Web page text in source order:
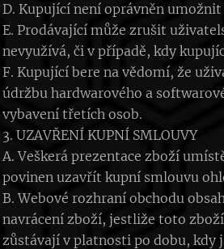
D. Kupující není oprávněn
E. Prodávající může zrušit
nevyužívá, či v případě, kdy
F. Kupující bere na vědomí, že
údržbu hardwarového a
vybavení třetích osob.
3. UZAVŘENÍ KUPNÍ SMLOUVY
A. Veškerá prezentace zboží
povinen uzavřít kupní smlouvu
B. Webové rozhraní obchodu
navrácení zboží, jestliže toto
zůstávají v platnosti po dobu, kdy